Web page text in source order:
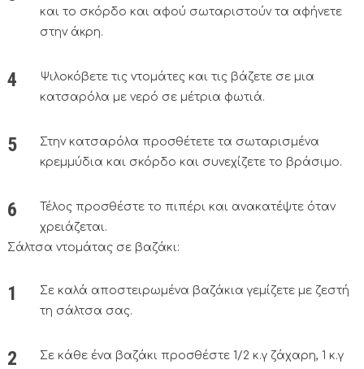
και το σκόρδο και αφού σωταριστούν τα αφήνετε
στην άκρη.
Ψιλοκόβετε τις ντομάτες και τις βάζετε σε μια
κατσαρόλα με νερό σε μέτρια φωτιά.
Στην κατσαρόλα προσθέτετε τα σωταρισμένα
κρεμμύδια και σκόρδο και συνεχίζετε το βράσιμο.
Τέλος προσθέστε το πιπέρι και ανακατέψτε όταν
χρειάζεται.
Σάλτσα ντομάτας σε βαζάκι:
Σε καλά αποστειρωμένα βαζάκια γεμίζετε με ζεστή
τη σάλτσα σας.
Σε κάθε ένα βαζάκι προσθέστε 1/2 κ.γ ζάχαρη, 1 κ.γ